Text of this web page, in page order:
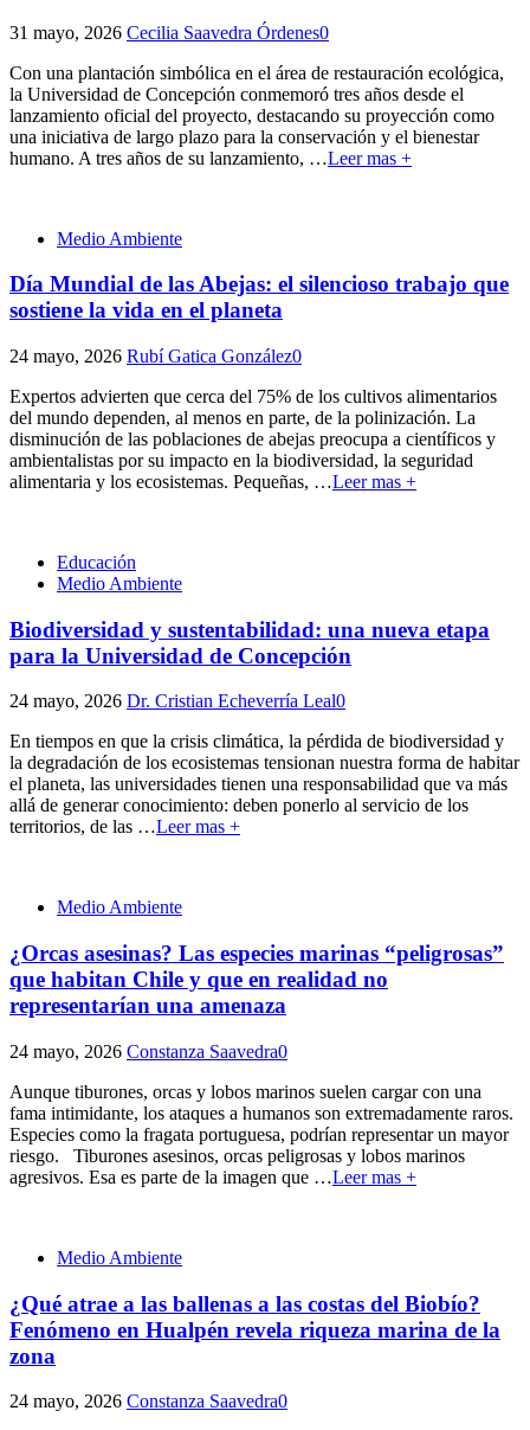
31 mayo, 2026 Cecilia Saavedra Órdenes0
Con una plantación simbólica en el área de restauración ecológica,
la Universidad de Concepción conmemoró tres años desde el
lanzamiento oficial del proyecto, destacando su proyección como
una iniciativa de largo plazo para la conservación y el bienestar
humano. A tres años de su lanzamiento, …Leer mas +
Medio Ambiente
Día Mundial de las Abejas: el silencioso trabajo que
sostiene la vida en el planeta
24 mayo, 2026 Rubí Gatica González0
Expertos advierten que cerca del 75% de los cultivos alimentarios
del mundo dependen, al menos en parte, de la polinización. La
disminución de las poblaciones de abejas preocupa a científicos y
ambientalistas por su impacto en la biodiversidad, la seguridad
alimentaria y los ecosistemas. Pequeñas, …Leer mas +
Educación
Medio Ambiente
Biodiversidad y sustentabilidad: una nueva etapa
para la Universidad de Concepción
24 mayo, 2026 Dr. Cristian Echeverría Leal0
En tiempos en que la crisis climática, la pérdida de biodiversidad y
la degradación de los ecosistemas tensionan nuestra forma de habitar
el planeta, las universidades tienen una responsabilidad que va más
allá de generar conocimiento: deben ponerlo al servicio de los
territorios, de las …Leer mas +
Medio Ambiente
¿Orcas asesinas? Las especies marinas “peligrosas”
que habitan Chile y que en realidad no
representarían una amenaza
24 mayo, 2026 Constanza Saavedra0
Aunque tiburones, orcas y lobos marinos suelen cargar con una
fama intimidante, los ataques a humanos son extremadamente raros.
Especies como la fragata portuguesa, podrían representar un mayor
riesgo. Tiburones asesinos, orcas peligrosas y lobos marinos
agresivos. Esa es parte de la imagen que …Leer mas +
Medio Ambiente
¿Qué atrae a las ballenas a las costas del Biobío?
Fenómeno en Hualpén revela riqueza marina de la
zona
24 mayo, 2026 Constanza Saavedra0